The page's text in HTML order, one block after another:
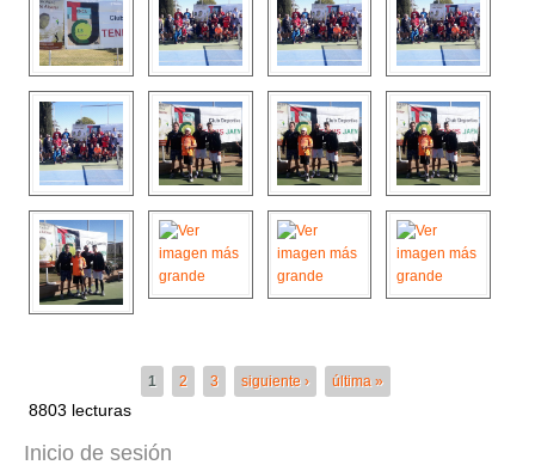
1 2 3 siguiente › última »
8803 lecturas
Inicio de sesión